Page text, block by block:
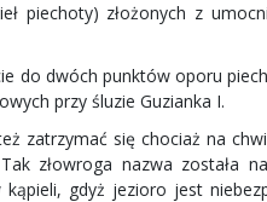
piechoty) złożonych z
do dwóch punktów oporu
przy śluzie Guzianka I.
zatrzymać się chociaż na
złowroga nazwa została
gdyż jezioro jest